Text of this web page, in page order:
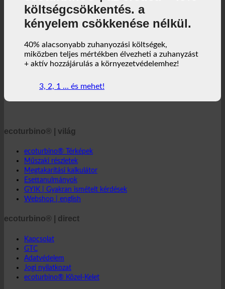
ecoturbino® | az eredeti - 40%
költségcsökkentés. a
40% alacsonyabb zuhanyozási költségek,
miközben teljes mértékben élvezheti a zuhanyzást
ecoturbino® Térképek
Műszaki részletek
Megtakarítási kalkulátor
Esettanulmányok
GYIK | Gyakran ismételt kérdések
Kapcsolat
GTC
Adatvédelem
Jogi nyilatkozat